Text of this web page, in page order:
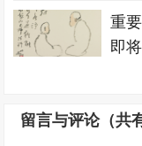
重
即
留言与评论（共